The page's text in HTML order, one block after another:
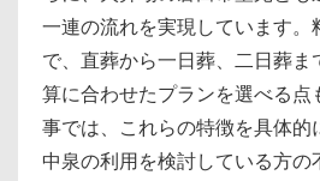
一連の流れを実現しています。
で、直葬から一日葬、二日葬ま
算に合わせたプランを選べる点
事では、これらの特徴を具体的
中泉の利用を検討している方の